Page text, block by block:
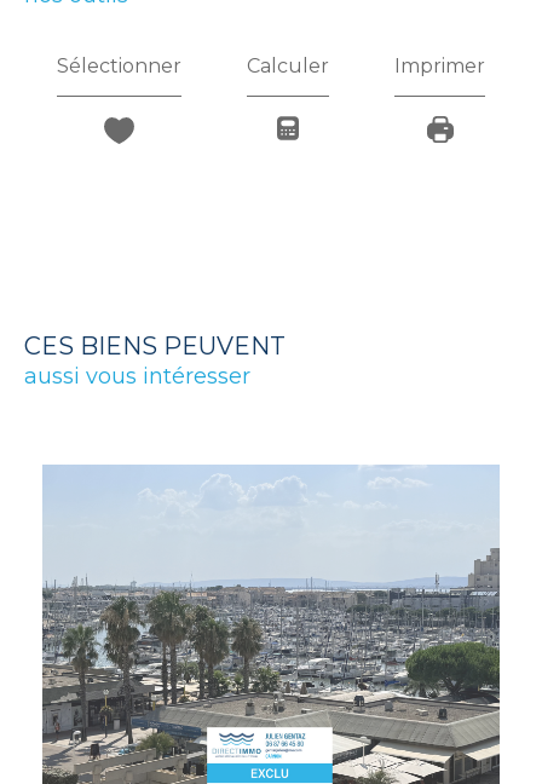
Sélectionner Calculer Imprimer
CES BIENS PEUVENT
aussi vous intéresser